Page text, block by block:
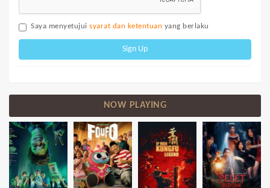
Saya menyetujui syarat dan ketentuan yang berlaku
Sign Up
NOW PLAYING